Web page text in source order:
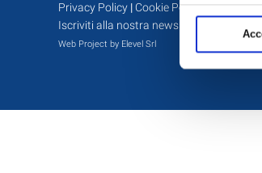
Privacy Policy |Cookie Policy|Modifica
Iscriviti alla nostra newsletter
Web Project by Elevel Srl